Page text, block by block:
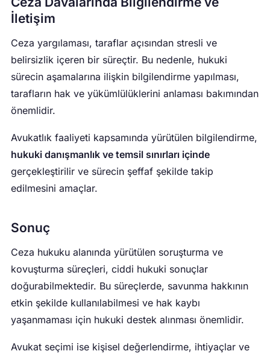
İletişim
Ceza yargılaması, taraflar açısından stresli ve
belirsizlik içeren bir süreçtir. Bu nedenle, hukuki
sürecin aşamalarına ilişkin bilgilendirme yapılması,
tarafların hak ve yükümlülüklerini anlaması bakımından
önemlidir.
Avukatlık faaliyeti kapsamında yürütülen bilgilendirme,
hukuki danışmanlık ve temsil sınırları içinde
gerçekleştirilir ve sürecin şeffaf şekilde takip
edilmesini amaçlar.
Sonuç
Ceza hukuku alanında yürütülen soruşturma ve
kovuşturma süreçleri, ciddi hukuki sonuçlar
doğurabilmektedir. Bu süreçlerde, savunma hakkının
etkin şekilde kullanılabilmesi ve hak kaybı
yaşanmaması için hukuki destek alınması önemlidir.
Avukat seçimi ise kişisel değerlendirme, ihtiyaçlar ve